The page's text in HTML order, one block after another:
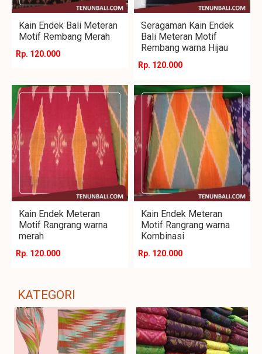
Kain Endek Bali Meteran
Motif Rembang Merah
Rp. 120.000
Seragaman Kain Endek
Bali Meteran Motif
Rembang warna Hijau
Rp. 120.000
Kain Endek Meteran
Motif Rangrang warna
merah
Rp. 120.000
Kain Endek Meteran
Motif Rangrang warna
Kombinasi
Rp. 120.000
KATEGORI